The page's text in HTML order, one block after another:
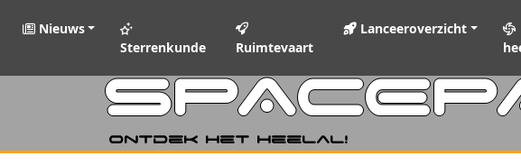
Nieuws
Sterrenkunde
Ruimtevaart
Lanceeroverzicht
Ontdek het heelal!